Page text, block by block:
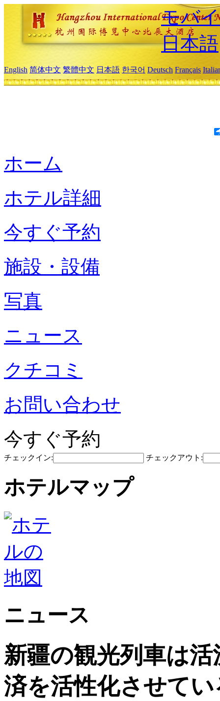
モバ
日本語
English 简体中文 繁體中文 日本語 한국어 Deutsch Français
ホーム
ホテル詳細
今すぐ予約
施設・設備
写真
ニュース
クチコミ
お問い合わせ
今すぐ予約
チェックイン: チェックアウト:
ホテルマップ
ニュース
新疆の観光列車は
済を活性化させてい